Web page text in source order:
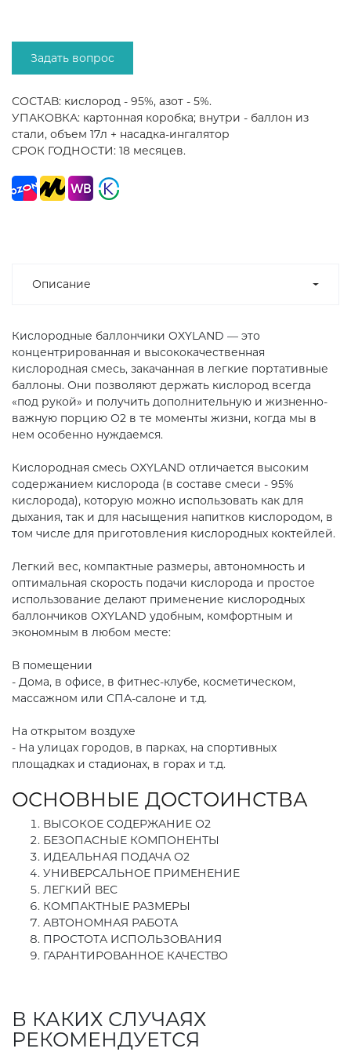
Задать вопрос
СОСТАВ: кислород - 95%, азот - 5%.
УПАКОВКА: картонная коробка; внутри - баллон из
стали, объем 17л + насадка-ингалятор
СРОК ГОДНОСТИ: 18 месяцев.
Описание
Кислородные баллончики OXYLAND — это
концентрированная и высококачественная
кислородная смесь, закачанная в легкие портативные
баллоны. Они позволяют держать кислород всегда
«под рукой» и получить дополнительную и жизненно-
важную порцию О2 в те моменты жизни, когда мы в
нем особенно нуждаемся.
Кислородная смесь OXYLAND отличается высоким
содержанием кислорода (в составе смеси - 95%
кислорода), которую можно использовать как для
дыхания, так и для насыщения напитков кислородом, в
том числе для приготовления кислородных коктейлей.
Легкий вес, компактные размеры, автономность и
оптимальная скорость подачи кислорода и простое
использование делают применение кислородных
баллончиков OXYLAND удобным, комфортным и
экономным в любом месте:
В помещении
- Дома, в офисе, в фитнес-клубе, косметическом,
массажном или СПА-салоне и т.д.
На открытом воздухе
- На улицах городов, в парках, на спортивных
площадках и стадионах, в горах и т.д.
ОСНОВНЫЕ ДОСТОИНСТВА
ВЫСОКОЕ СОДЕРЖАНИЕ О2
БЕЗОПАСНЫЕ КОМПОНЕНТЫ
ИДЕАЛЬНАЯ ПОДАЧА О2
УНИВЕРСАЛЬНОЕ ПРИМЕНЕНИЕ
ЛЕГКИЙ ВЕС
КОМПАКТНЫЕ РАЗМЕРЫ
АВТОНОМНАЯ РАБОТА
ПРОСТОТА ИСПОЛЬЗОВАНИЯ
ГАРАНТИРОВАННОЕ КАЧЕСТВО
В КАКИХ СЛУЧАЯХ
РЕКОМЕНДУЕТСЯ